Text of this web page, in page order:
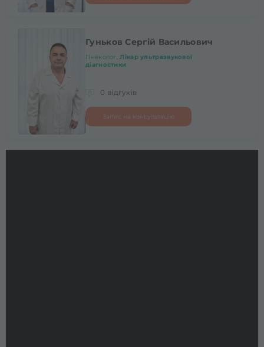
Гуньков Сергій Васильович
Гінеколог,Лікар ультразвукової
діагностики
0 відгуків
Запис на консультацію